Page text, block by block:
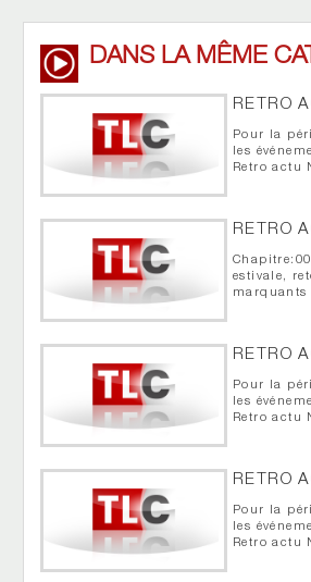
DANS LA MÊME
RETRO
Pour la
les
Retro actu
RETRO
estivale,
marquants
RETRO
Pour la
les
Retro actu
RETRO
Pour la
les
Retro actu